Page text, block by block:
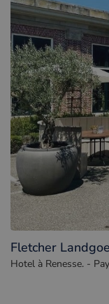
Fletcher
Hotel à Renesse. -